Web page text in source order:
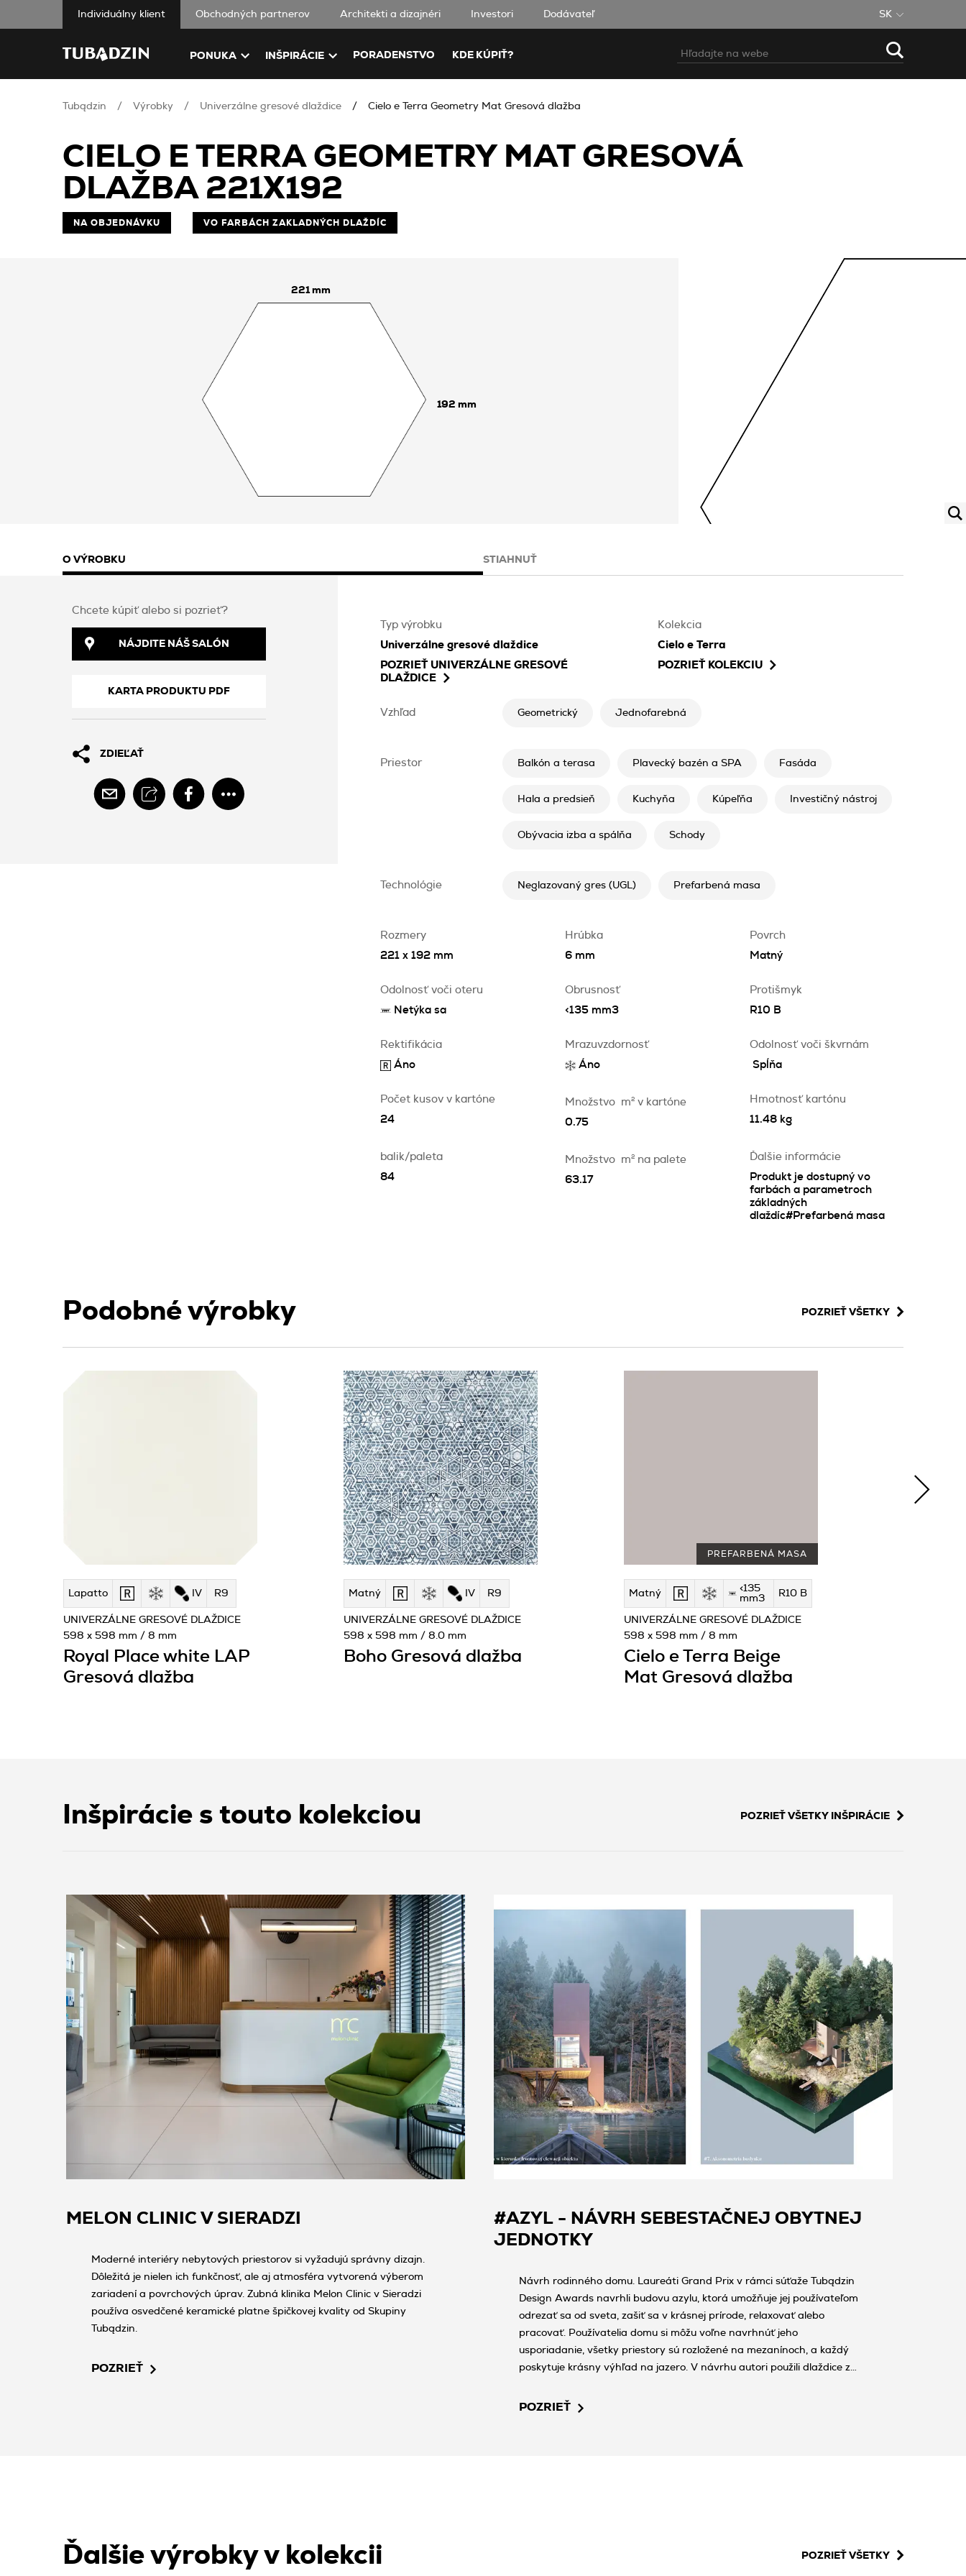
Individuálny klient Obchodných partnerov Architekti a dizajnéri Investori Dodávateľ SK
PONUKA INŠPIRÁCIE PORADENSTVO KDE KÚPIŤ?
Tubądzin Výrobky Univerzálne gresové dlaždice Cielo e Terra Geometry Mat Gresová dlažba
CIELO E TERRA GEOMETRY MAT GRESOVÁ
DLAŽBA 221X192
NA OBJEDNÁVKU VO FARBÁCH ZAKLADNÝCH DLAŽDÍC
221
192
O VÝROBKU STIAHNUŤ
Chcete kúpiť alebo si pozrieť?
NÁJDITE NÁŠ SALÓN
KARTA PRODUKTU PDF
ZDIEĽAŤ
Typ výrobku
Univerzálne gresové dlaždice
POZRIEŤUNIVERZÁLNE GRESOVÉ
DLAŽDICE
Kolekcia
Cielo e Terra
POZRIEŤ KOLEKCIU
Vzhľad Geometrický Jednofarebná
Priestor Balkón a terasa Plavecký bazén a SPA Fasáda
Hala a predsieň Kuchyňa Kúpeľňa Investičný nástroj
Obývacia izba a spálňa Schody
Technológie Neglazovaný gres (UGL) Prefarbená masa
Rozmery
221 x 192 mm
Hrúbka
6 mm
Povrch
Matný
Odolnosť voči oteru
Netýka sa
Obrusnosť
<135 mm3
Protišmyk
R10 B
Rektifikácia
Áno
Mrazuvzdornosť
Áno
Odolnosť voči škvrnám
Spĺňa
Počet kusov v kartóne
24
Množstvo m2 v kartóne
0.75
Hmotnosť kartónu
11.48 kg
balik/paleta
84
Množstvo m2
na palete
63.17
Ďalšie informácie
Produkt je dostupný vo
farbách a parametroch
základných
dlaždíc#Prefarbená masa
Podobné výrobky POZRIEŤ VŠETKY
Lapatto IV R9
Royal Place white LAP
Gresová dlažba
UNIVERZÁLNE GRESOVÉ DLAŽDICE
598 x 598 mm / 8 mm
Matný IV R9
Boho Gresová dlažba
UNIVERZÁLNE GRESOVÉ DLAŽDICE
598 x 598 mm / 8.0 mm
PREFARBENÁ MASA
Matný
<135
mm3
R10 B
Cielo e Terra Beige
Mat Gresová dlažba
UNIVERZÁLNE GRESOVÉ DLAŽDICE
598 x 598 mm / 8 mm
Inšpirácie s touto kolekciou POZRIEŤ VŠETKY INŠPIRÁCIE
MELON CLINIC V SIERADZI
Moderné interiéry nebytových priestorov si vyžadujú správny dizajn.
Dôležitá je nielen ich funkčnosť, ale aj atmosféra vytvorená výberom
zariadení a povrchových úprav. Zubná klinika Melon Clinic v Sieradzi
používa osvedčené keramické platne špičkovej kvality od Skupiny
Tubądzin.
POZRIEŤ
#AZYL - NÁVRH SEBESTAČNEJ OBYTNEJ
JEDNOTKY
Návrh rodinného domu. Laureáti Grand Prix v rámci súťaže Tubądzin
Design Awards navrhli budovu azylu, ktorá umožňuje jej používateľom
odrezať sa od sveta, zašiť sa v krásnej prírode, relaxovať alebo
pracovať. Používatelia domu si môžu voľne navrhnúť jeho
usporiadanie, všetky priestory sú rozložené na mezanínoch, a každý
poskytuje krásny výhľad na jazero. V návrhu autori použili dlaždice z
ich vzniku – kombináciou farieb neba a zeme.
POZRIEŤ
Ďalšie výrobky v kolekcii POZRIEŤ VŠETKY